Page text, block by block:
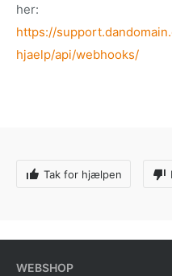
her:
https://
hjaelp/api/webhooks/
Tak for hjælpen
WEBSHOP